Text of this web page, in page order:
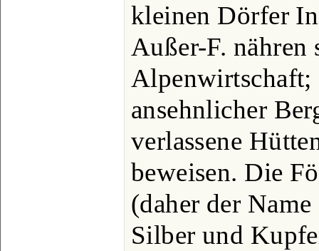
kleinen Dörfer
Außer-F. nähren
Alpenwirtschaft;
ansehnlicher
verlassene
beweisen. Die
(daher der
Silber und